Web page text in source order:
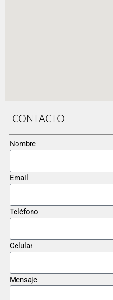
CONTACTO
Nombre
Email
Teléfono
Celular
Mensaje